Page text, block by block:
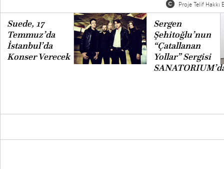
Proje Telif Hakkı
Suede, 17
Temmuz’da
İstanbul’da
Konser Verecek
Sergen
Şehitoğlu’nun
“Çatallanan
Yollar” Sergisi